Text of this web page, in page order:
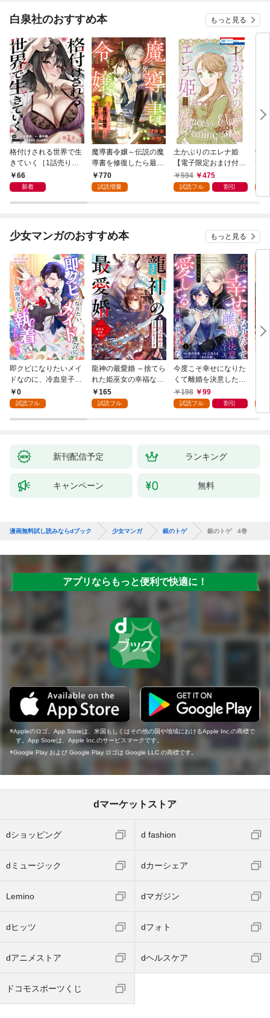
白泉社のおすすめ本 もっと見る
格付けされる世界で生
きていく［1話売り］
第1話
66
新着
魔導書令嬢～伝説の魔
導書を修復したら最強
の精霊が味方になりま
した（クールな王弟殿
770
試読増量
土かぶりのエレナ姫
【電子限定おまけ付
き】 1巻
594 475
試読フル 割引
愛
つ
少女マンガのおすすめ本 もっと見る
即クビになりたいメイ
ドなのに、冷血皇子に
執着されています第1
話
0
試読フル
龍神の最愛婚 ～捨てら
れた姫巫女の幸福な嫁
入り～: 1
165
試読フル
今度こそ幸せになりた
くて離婚を決意したと
ころ、無表情な旦那様
が「愛してる」と言っ
198 99
試読フル 割引
新刊配信予定 ランキング
キャンペーン 無料
漫画無料試し読みならdブック 少女マンガ 銀のトゲ 銀のトゲ 4巻
アプリならもっと便利で快適に！
Appleのロゴ、App Storeは、米国もしくはその他の国や地域におけるApple Inc.の商標で
す。App Storeは、Apple Inc.のサービスマークです。
Google Play および Google Play ロゴは Google LLC の商標です。
dマーケットストア
dショッピング d fashion
dミュージック dカーシェア
Lemino dマガジン
dヒッツ dフォト
dアニメストア dヘルスケア
ドコモスポーツくじ